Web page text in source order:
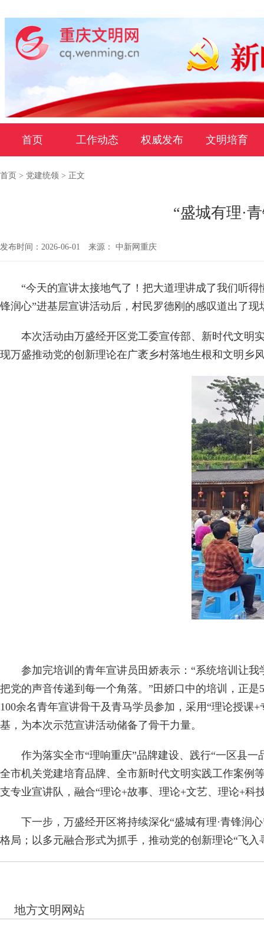
首页 工作动态 权威发布 文明培育
首页 > 党建统领 > 正文
“盛城有理·
发布时间：2026-06-01 来源： 中新网重庆
“今天的宣讲太接地气了！把大道理讲成了我们听得
锋润心”进基层宣讲活动后，村民罗德刚的感叹道出了现
本次活动由万盛经开区党工委宣传部、新时代文明实
现万盛推动党的创新理论在广袤乡村落地生根和文明乡
参加完培训的青年宣讲员田娇表示：“系统培训让我
把党的声音传递到每一个角落。”田娇口中的培训，正
100余名青年宣讲骨干及青马学员参加，采用“理论授课
基，为本次示范宣讲活动储备了骨干力量。
作为落实全市“理响重庆”品牌建设、践行“一区县一
全市机关党建培育品牌、全市新时代文明实践工作案例
支专业宣讲队，融合“理论+故事、理论+文艺、理论+
下一步，万盛经开区将持续深化“盛城有理·青锋润心
格局；以多元融合形式为抓手，推动党的创新理论“飞
地方文明网站